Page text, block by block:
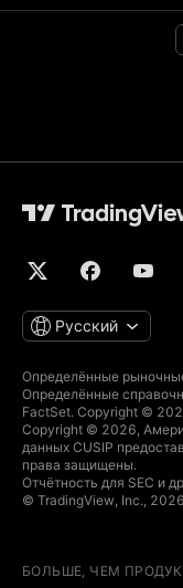
Русский
Определённые
Определённые
FactSet. Copyright ©
Copyright © 2026,
данных CUSIP
права защищены.
Отчётность для SEC и
© TradingView, Inc.,
БОЛЬШЕ, ЧЕМ